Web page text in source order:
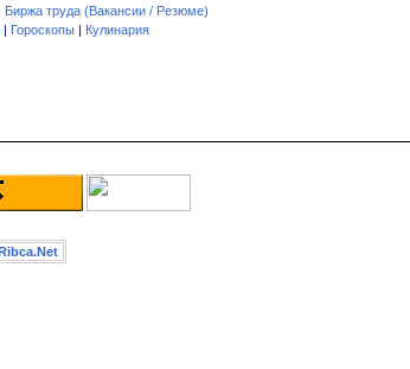
Биржа труда (Вакансии / Резюме)
| Гороскопы | Кулинария